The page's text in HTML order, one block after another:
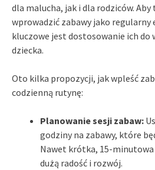
dla malucha, jak i dla rodziców.
wprowadzić zabawy jako
kluczowe jest dostosowanie ich do
dziecka.
Oto kilka propozycji, jak wpleść
codzienną rutynę:
Planowanie sesji zabaw:
godziny na zabawy, które
Nawet krótka, 15-minutowa
dużą radość i rozwój.